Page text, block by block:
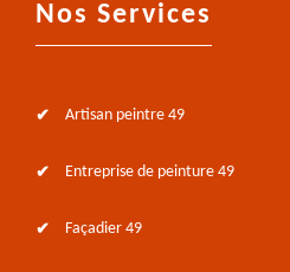
Nos Services
Artisan peintre 49
Entreprise de peinture 49
Façadier 49